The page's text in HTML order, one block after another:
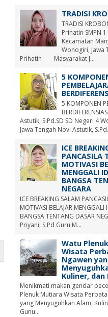
TRADISI
TRADISI
Prihatin SMPN
Kecamatan
Wonogiri, Jawa
Prihatin Masyarakat J...
5
5 KOMPONEN
Astutik, S.Pd.SD SD Negeri 4
Jawa Tengah Novi Astutik,
ICE
PANCASILA
MOTIVASI
MENGGALI
BANGSA
NEGARA
ICE BREAKING SALAM
MOTIVASI BELAJAR MENGGALI
BANGSA TENTANG DASAR
Priyani, S.Pd Guru M...
Watu
Wisata
Ngawen
Kuliner, dan
Menikmati makan gendar
Plenuk Mutiara Wisata
yang Menyuguhkan Alam,
Gunu...